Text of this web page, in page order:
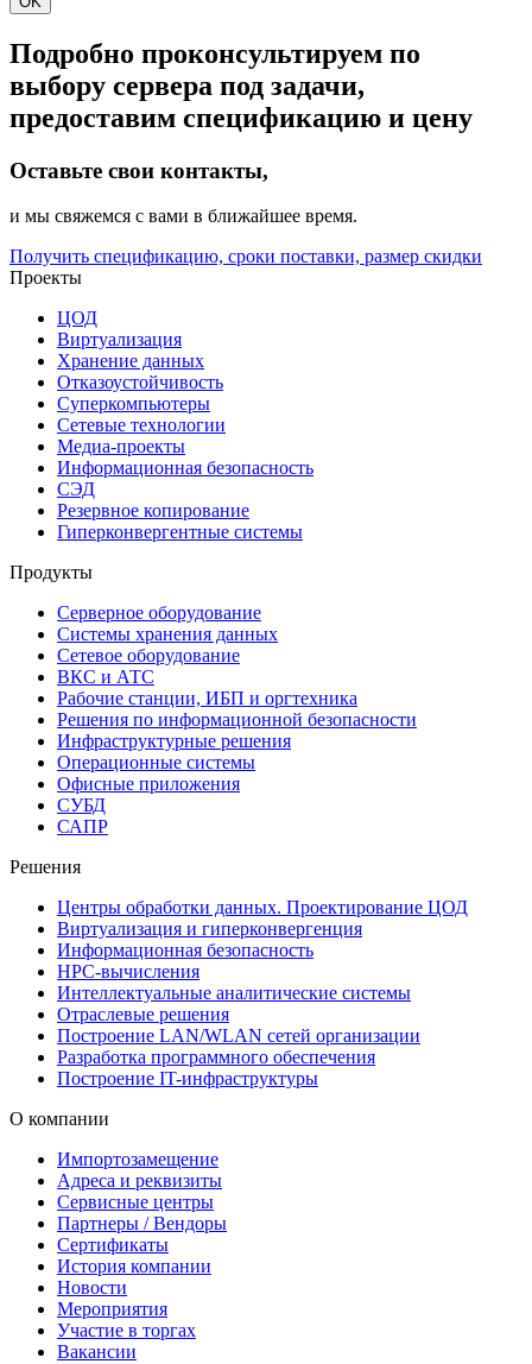
Подробно проконсультируем по
выбору сервера под задачи,
предоставим спецификацию и цену
Оставьте свои контакты,
и мы свяжемся с вами в ближайшее время.
Получить спецификацию, сроки поставки, размер скидки
Проекты
ЦОД
Виртуализация
Хранение данных
Отказоустойчивость
Суперкомпьютеры
Сетевые технологии
Медиа-проекты
Информационная безопасность
СЭД
Резервное копирование
Гиперконвергентные системы
Продукты
Серверное оборудование
Системы хранения данных
Сетевое оборудование
ВКС и АТС
Рабочие станции, ИБП и оргтехника
Решения по информационной безопасности
Инфраструктурные решения
Операционные системы
Офисные приложения
СУБД
САПР
Решения
Центры обработки данных. Проектирование ЦОД
Виртуализация и гиперконвергенция
Информационная безопасность
HPC-вычисления
Интеллектуальные аналитические системы
Отраслевые решения
Построение LAN/WLAN сетей организации
Разработка программного обеспечения
Построение IT-инфраструктуры
О компании
Импортозамещение
Адреса и реквизиты
Сервисные центры
Партнеры / Вендоры
Сертификаты
История компании
Новости
Мероприятия
Участие в торгах
Вакансии